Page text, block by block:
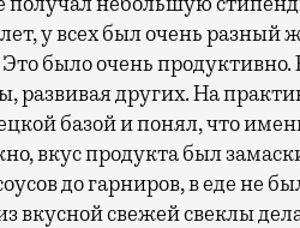
лет, у всех был очень
было очень
развивая других. На
базой и понял, что
вкус продукта был
до гарниров, в еде не
вкусной свежей свеклы